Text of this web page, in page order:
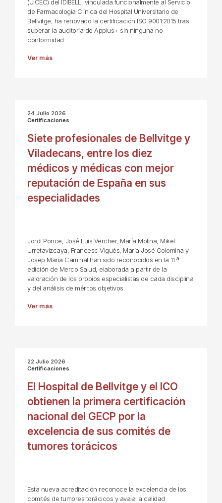
(UICEC) del IDIBELL, vinculada funcionalmente al Servicio
de Farmacología Clínica del Hospital Universitario de
Bellvitge, ha renovado la certificación ISO 9001:2015 tras
superar la auditoría de Applus+ sin ninguna no
conformidad.
Ver más
24 Julio 2026
Certificaciones
Siete profesionales de Bellvitge y
Viladecans, entre los diez
médicos y médicas con mejor
reputación de España en sus
especialidades
Jordi Ponce, José Luis Vercher, María Molina, Mikel
Urretavizcaya, Francesc Vigués, María José Colomina y
Josep Maria Caminal han sido reconocidos en la 11.ª
edición de Merco Salud, elaborada a partir de la
valoración de los propios especialistas de cada disciplina
y del análisis de méritos objetivos.
Ver más
22 Julio 2026
Certificaciones
El Hospital de Bellvitge y el ICO
obtienen la primera certificación
nacional del GECP por la
excelencia de sus comités de
tumores torácicos
Esta nueva acreditación reconoce la excelencia de los
comités de tumores torácicos y avala la calidad